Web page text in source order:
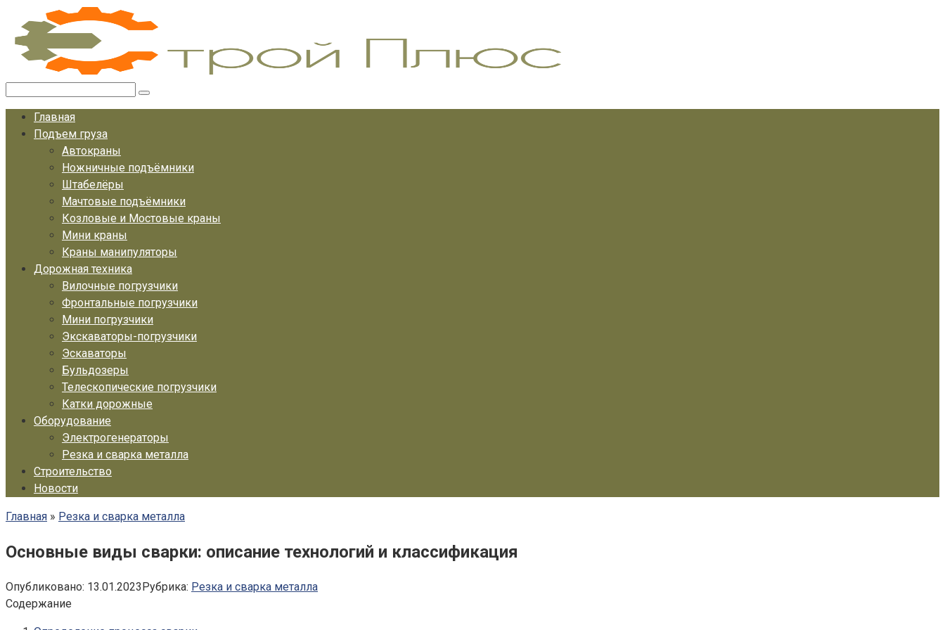
Перейти
контенту
Главная
Подъем груза
Автокраны
Ножничные подъёмники
Штабелёры
Мачтовые подъёмники
Козловые и Мостовые краны
Мини краны
Краны манипуляторы
Дорожная техника
Вилочные погрузчики
Фронтальные погрузчики
Мини погрузчики
Экскаваторы-погрузчики
Эскаваторы
Бульдозеры
Телескопические погрузчики
Катки дорожные
Оборудование
Электрогенераторы
Резка и сварка металла
Строительство
Новости
Главная » Резка и сварка металла
Основные виды сварки: описание технологий и классификация
Опубликовано: 13.01.2023Рубрика: Резка и сварка металла
Содержание